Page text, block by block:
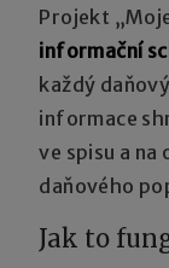
Projekt
informační
každý
informace
ve spisu a na
daňového
Jak to